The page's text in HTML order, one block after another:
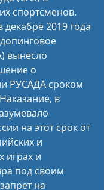
спортсменов.
2019 года
вынесло
о
РУСАДА сроком
в
на этот срок от
и
играх и
под своим
на